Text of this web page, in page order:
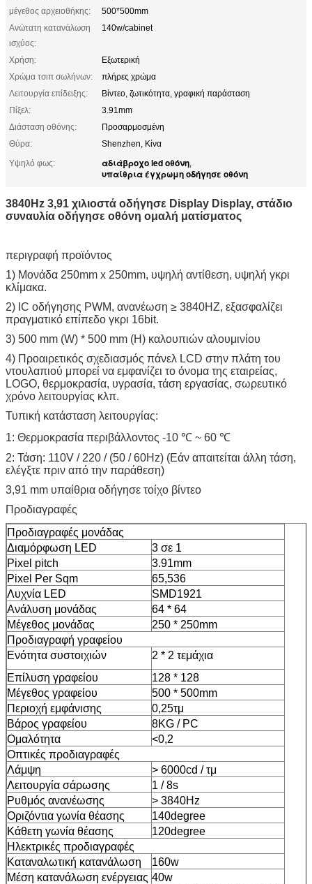
μέγεθος αρχειοθήκης:
500*500mm
Ανώτατη κατανάλωση
ισχύος:
140w/cabinet
Χρήση:
Εξωτερική
Χρώμα τσιπ σωλήνων:
πλήρες χρώμα
Λειτουργία επίδειξης:
Βίντεο, ζωτικότητα, γραφική παράσταση
Πίξελ:
3.91mm
Διάσταση οθόνης:
Προσαρμοσμένη
Θύρα:
Shenzhen, Κίνα
Υψηλό φως:
αδιάβροχο led οθόνη,
υπαίθρια έγχρωμη οδήγησε οθόνη
3840Hz 3,91 χιλιοστά οδήγησε Display Display, στάδιο
συναυλία οδήγησε οθόνη ομαλή ματίσματος
περιγραφή προϊόντος
1) Μονάδα 250mm x 250mm, υψηλή αντίθεση, υψηλή γκρι
κλίμακα.
2) IC οδήγησης PWM, ανανέωση ≥ 3840HZ, εξασφαλίζει
πραγματικό επίπεδο γκρι 16bit.
3) 500 mm (W) * 500 mm (H) καλουπιών αλουμινίου
4) Προαιρετικός σχεδιασμός πάνελ LCD στην πλάτη του
ντουλαπιού μπορεί να εμφανίζει το όνομα της εταιρείας,
LOGO, θερμοκρασία, υγρασία, τάση εργασίας, σωρευτικό
χρόνο λειτουργίας κλπ.
Τυπική κατάσταση λειτουργίας:
1: Θερμοκρασία περιβάλλοντος -10 ℃ ~ 60 ℃
2: Τάση: 110V / 220 / (50 / 60Hz) (Εάν απαιτείται άλλη τάση,
ελέγξτε πριν από την παράθεση)
3,91 mm υπαίθρια οδήγησε τοίχο βίντεο
Προδιαγραφές
Προδιαγραφές μονάδας
Διαμόρφωση LED
3 σε 1
Pixel pitch
3.91mm
Pixel Per Sqm
65,536
Λυχνία LED
SMD1921
Ανάλυση μονάδας
64 * 64
Μέγεθος μονάδας
250 * 250mm
Προδιαγραφή γραφείου
Ενότητα συστοιχιών
2 * 2 τεμάχια
Επίλυση γραφείου
128 * 128
Μέγεθος γραφείου
500 * 500mm
Περιοχή εμφάνισης
0,25τμ
Βάρος γραφείου
8KG / PC
Ομαλότητα
<0,2
Οπτικές προδιαγραφές
Λάμψη
> 6000cd / τμ
Λειτουργία σάρωσης
1 / 8s
Ρυθμός ανανέωσης
> 3840Hz
Οριζόντια γωνία θέασης
140degree
Κάθετη γωνία θέασης
120degree
Ηλεκτρικές προδιαγραφές
Καταναλωτική κατανάλωση
160w
Μέση κατανάλωση ενέργειας 40w